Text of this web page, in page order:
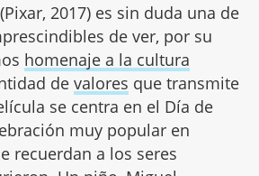
2017) es sin duda una de
de ver, por su
homenaje a la cultura
de valores que transmite
se centra en el Día de
muy popular en
recuerdan a los seres